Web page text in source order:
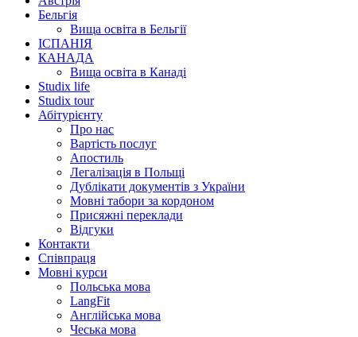
Бельгія
Вища освіта в Бельгії
ІСПАНІЯ
КАНАДА
Вища освіта в Канаді
Studix life
Studix tour
Абітурієнту
Про нас
Вартість послуг
Апостиль
Легалізація в Польщі
Дублікати документів з України
Мовні табори за кордоном
Присяжні переклади
Відгуки
Контакти
Співпраця
Мовні курси
Польська мова
LangFit
Англійська мова
Чеська мова